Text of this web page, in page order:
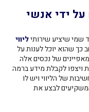
ידי אנשי
שמי שיציע שירותיליווי
כך שהוא יוכל לענות על
של נכסים אלה
ויצפו לקבלת מידע ברמה
של הליווי ויש לו
לבצע את